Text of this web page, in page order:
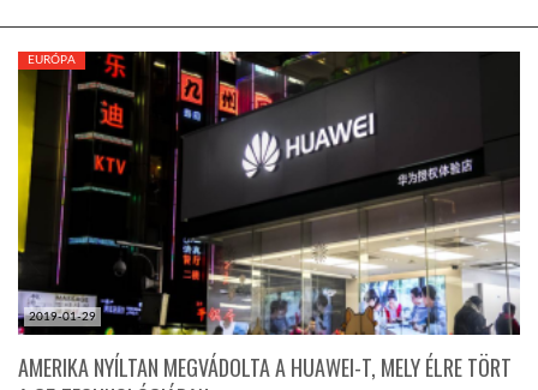
KÖZEL-KELET
AUSZTRÁLIA
A VILÁG ITTHON
2019-01-29
EURÓPA
AMERIKA NYÍLTAN MEGVÁDOLTA A HUAWEI-T, MELY ÉLRE TÖRT